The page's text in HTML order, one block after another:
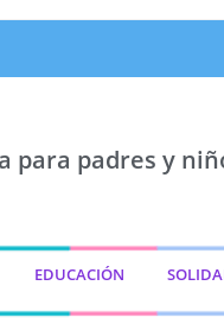
para padres y
EDUCACIÓN